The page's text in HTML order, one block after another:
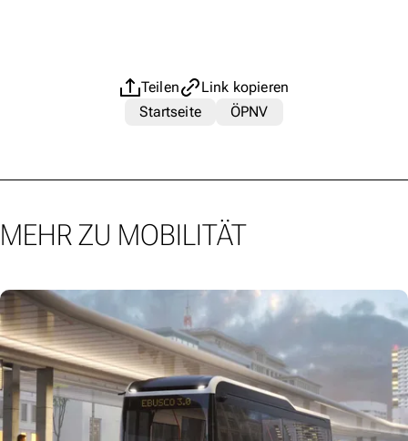
Teilen
Link kopieren
Startseite
ÖPNV
MEHR ZU MOBILITÄT